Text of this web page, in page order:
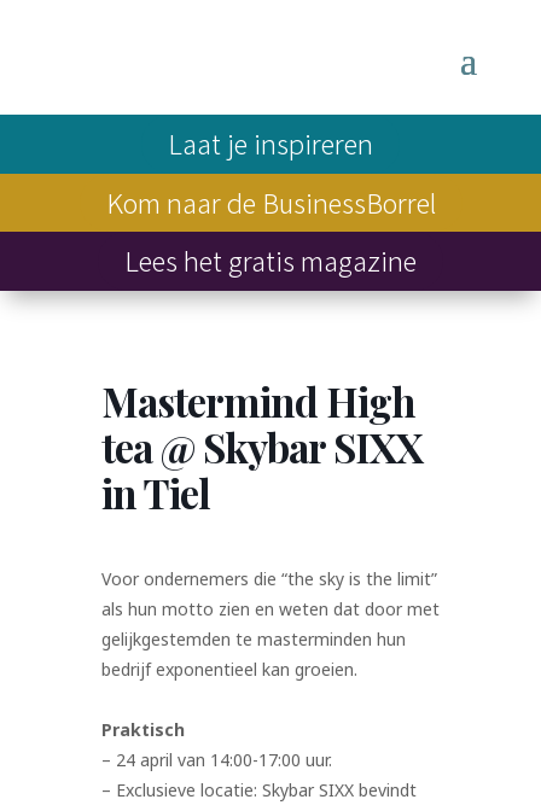
Laat je inspireren
Kom naar de BusinessBorrel
Lees het gratis magazine
Mastermind High
tea @ Skybar SIXX
in Tiel
Voor ondernemers die “the sky is the limit”
als hun motto zien en weten dat door met
gelijkgestemden te masterminden hun
bedrijf exponentieel kan groeien.
Praktisch
– 24 april van 14:00-17:00 uur.
– Exclusieve locatie: Skybar SIXX bevindt